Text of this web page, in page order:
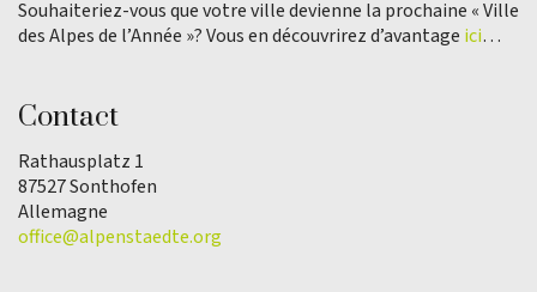
Souhaiteriez-vous que votre ville devienne la prochaine « Ville
des Alpes de l’Année »? Vous en découvrirez d’avantage ici…
Contact
Rathausplatz 1
87527 Sonthofen
Allemagne
office@alpenstaedte.org